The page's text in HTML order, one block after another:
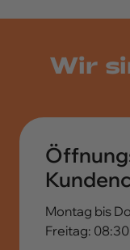
Wir
Montag bis
Freitag: